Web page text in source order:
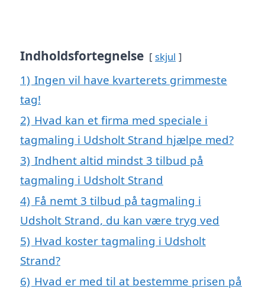
Indholdsfortegnelse skjul
1) Ingen vil have kvarterets grimmeste
tag!
2) Hvad kan et firma med speciale i
tagmaling i Udsholt Strand hjælpe med?
3) Indhent altid mindst 3 tilbud på
tagmaling i Udsholt Strand
4) Få nemt 3 tilbud på tagmaling i
Udsholt Strand, du kan være tryg ved
5) Hvad koster tagmaling i Udsholt
Strand?
6) Hvad er med til at bestemme prisen på